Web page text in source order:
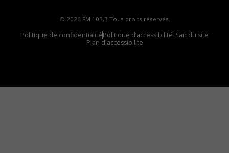
© 2026 FM 103,3 Tous droits réservés.
Politique de confidentialitéPolitique d’accessibilitéPlan du site
Plan d'accessibilite